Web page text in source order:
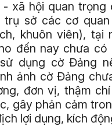
- xã hội quan trọng
trụ sở các cơ
khuôn viên), tại
đến nay chưa
dụng cờ Đảng
ảnh cờ Đảng
đơn vị, thậm
gây phản cảm
lợi dụng, kích